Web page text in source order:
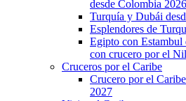
desde Colombia 2026
Turquía y Dubái
Esplendores de
Egipto con Estambul
con crucero por el
Cruceros por el Caribe
Crucero por el
2027